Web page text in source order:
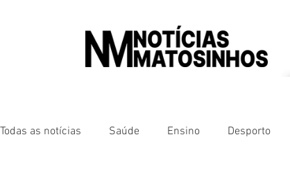
Todas as notícias Saúde Ensino Desporto